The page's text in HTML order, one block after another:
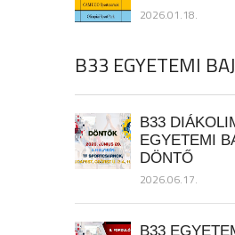
2026.01.18.
B33 EGYETEMI
B33
EGYETEMI
DÖNTŐ
2026.06.17.
B33